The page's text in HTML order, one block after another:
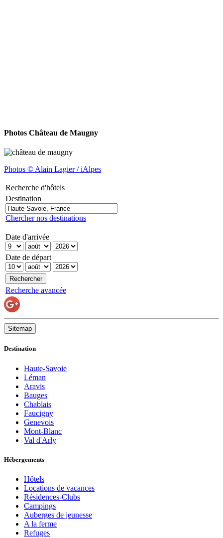
Photos Château de Maugny
Photos © Alain Lagier / iAlpes
Recherche d'hôtels
Destination
Chercher nos destinations
Date d'arrivée
Date de départ
Recherche avancée
Sitemap
Destination
Haute-Savoie
Léman
Aravis
Bauges
Chablais
Faucigny
Genevois
Mont-Blanc
Val d'Arly
Hébergements
Hôtels
Locations de vacances
Résidences-Clubs
Campings
Auberges de jeunesse
A la ferme
Refuges